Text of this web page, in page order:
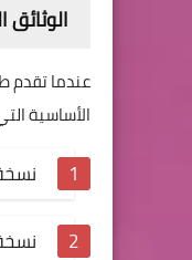
عندما تقدم
الأساسية